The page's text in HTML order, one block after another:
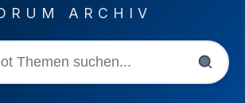
ARCHIV